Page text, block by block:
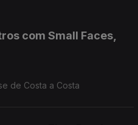
com Small Faces,
de Costa a Costa